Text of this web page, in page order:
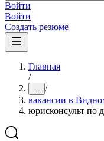
Войти
Войти
Создать резюме
Главная
/
... /
вакансии в
юрисконсульт по